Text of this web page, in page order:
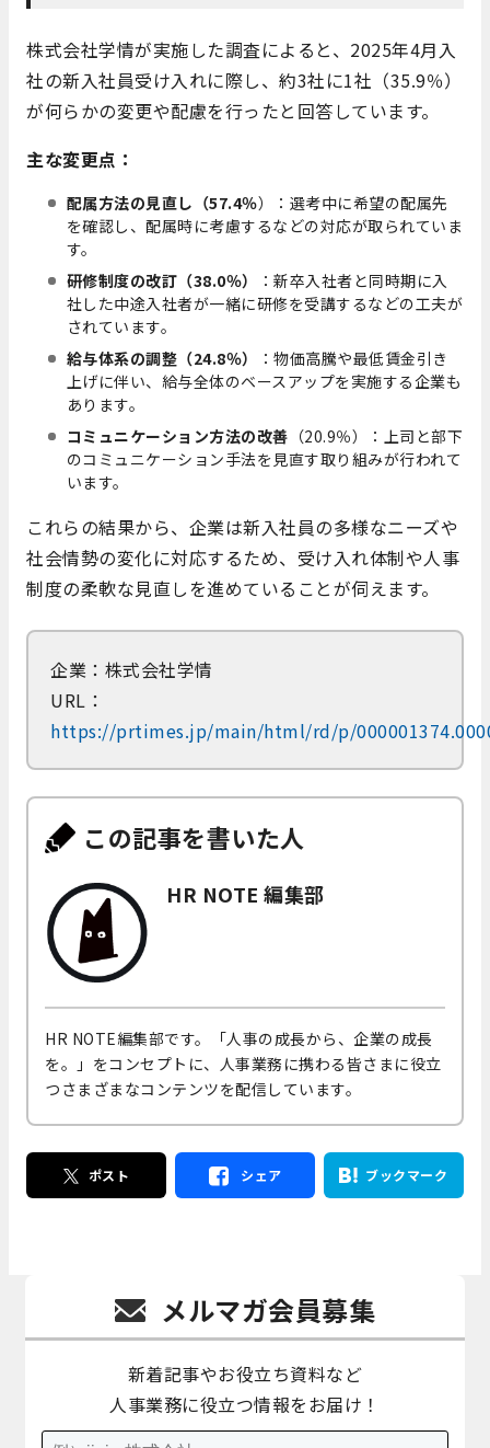
株式会社学情が実施した調査によると、2025年4月入
社の新入社員受け入れに際し、約3社に1社（35.9％）
が何らかの変更や配慮を行ったと回答しています。
主な変更点：
配属方法の見直し（57.4％）：選考中に希望の配属先
を確認し、配属時に考慮するなどの対応が取られていま
す。
研修制度の改訂（38.0％）
：新卒入社者と同時期に入
社した中途入社者が一緒に研修を受講するなどの工夫が
されています。
給与体系の調整（24.8％）
：物価高騰や最低賃金引き
上げに伴い、給与全体のベースアップを実施する企業も
あります。
コミュニケーション方法の改善 （20.9％）：上司と部下
のコミュニケーション手法を見直す取り組みが行われて
います。
これらの結果から、企業は新入社員の多様なニーズや
社会情勢の変化に対応するため、受け入れ体制や人事
制度の柔軟な見直しを進めていることが伺えます。
企業：株式会社学情
URL：
https://prtimes.jp/main/html/rd/p/
この記事を書いた人
HR NOTE 編集部
HR NOTE編集部です。「人事の成長から、企業の成長
を。」をコンセプトに、人事業務に携わる皆さまに役立
つさまざまなコンテンツを配信しています。
ポスト シェア ブックマーク
メルマガ会員募集
新着記事やお役立ち資料など
人事業務に役立つ情報をお届け！